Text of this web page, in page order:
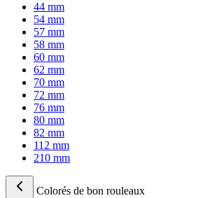
44 mm
54 mm
57 mm
58 mm
60 mm
62 mm
70 mm
72 mm
76 mm
80 mm
82 mm
112 mm
210 mm
Colorés de bon rouleaux